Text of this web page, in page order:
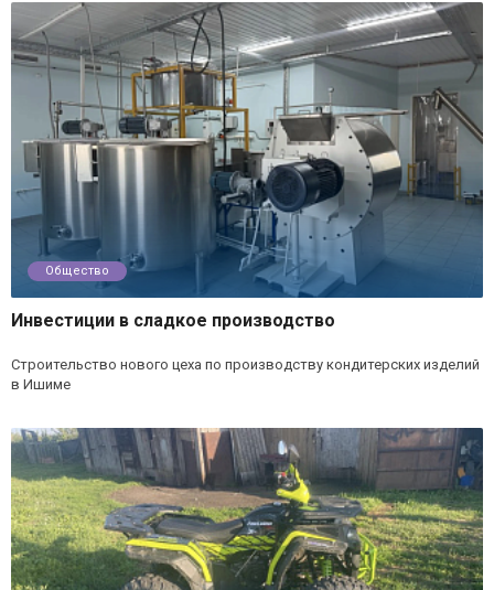
Общество
Инвестиции в сладкое производство
Строительство нового цеха по производству кондитерских изделий
в Ишиме